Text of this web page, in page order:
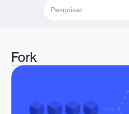
Fork